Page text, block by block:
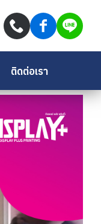
ติดต่อเรา